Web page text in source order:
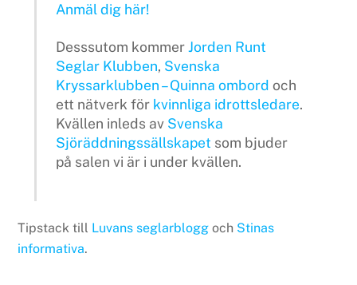
Anmäl dig här!
Desssutom kommerJorden Runt
Seglar Klubben, Svenska
Kryssarklubben – Quinna ombord och
ett nätverk för kvinnliga idrottsledare.
Kvällen inleds av Svenska
Sjöräddningssällskapet som bjuder
på salen vi är i under kvällen.
Tipstack till Luvans seglarblogg och Stinas
informativa.